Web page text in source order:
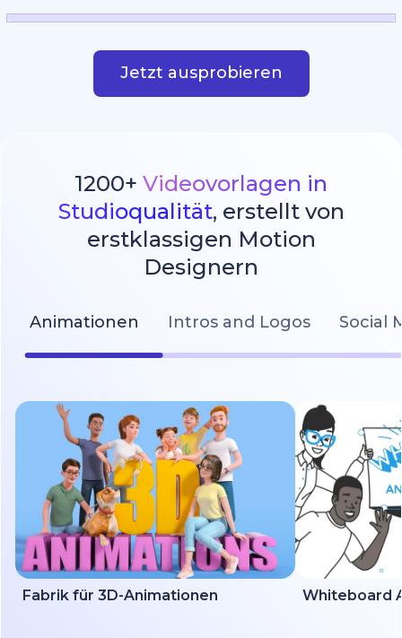
Jetzt ausprobieren
1200+ Videovorlagen in
Studioqualität, erstellt von
erstklassigen Motion
Designern
Animationen Intros and Logos Social
Fabrik für 3D-Animationen Whiteboard